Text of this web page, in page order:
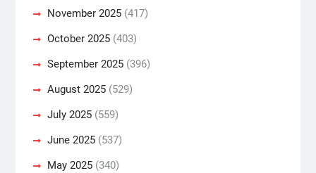
November 2025(417)
October 2025(403)
September 2025(396)
August 2025(529)
July 2025(559)
June 2025(537)
May 2025(340)